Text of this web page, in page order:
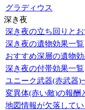
グラディウス
深き夜
深き夜の立ち回りと
深き夜の遺物効果一覧
おすすめ深層の遺物
深き夜の付帯効果一覧
ユニーク武器(赤武器)
変異体(赤い敵)の報酬
地図情報が欠落して